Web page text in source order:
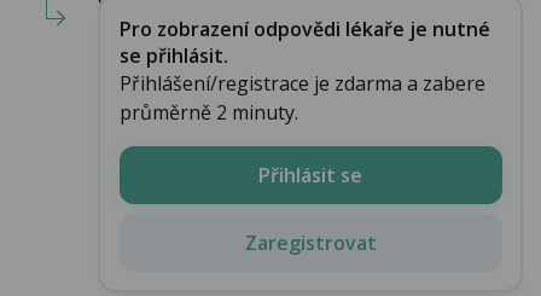
Pro zobrazení odpovědi lékaře je nutné
se přihlásit.
Přihlášení/registrace je zdarma a zabere
průměrně 2 minuty.
Přihlásit se
Zaregistrovat